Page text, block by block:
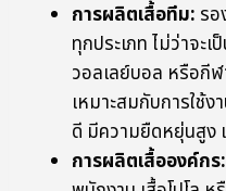
การผลิตเสื้อทีม: ร
ทุกประเภท ไม่ว่าจะ
วอลเลย์บอล หรือกีฬ
เหมาะสมกับการใช้ง
ดี มีความยืดหยุ่นสูง
การผลิตเสื้อองค์กร: